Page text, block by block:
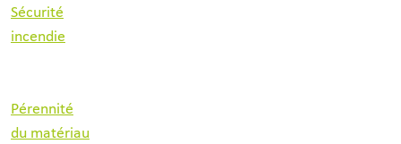
Sécurité
incendie
Pérennité
du matériau